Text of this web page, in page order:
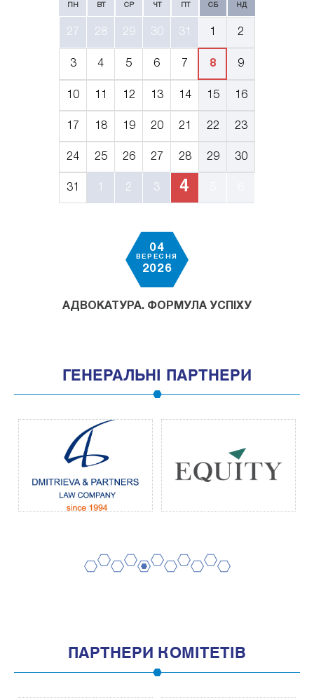
ПН ВТ СР ЧТ ПТ СБ НД
27 28 29 30 31 1 2
3 4 5 6 7 8 9
10 11 12 13 14 15 16
17 18 19 20 21 22 23
24 25 26 27 28 29 30
31 1 2 3 4
04
ВЕРЕСНЯ
2026
АДВОКАТУРА. ФОРМУЛА УСПІХУ
ГЕНЕРАЛЬНІ ПАРТНЕРИ
ПАРТНЕРИ КОМІТЕТІВ